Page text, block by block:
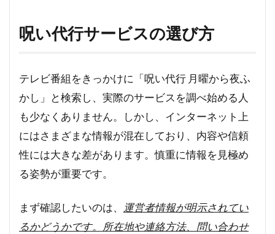
呪い代行サービスの選び方
テレビ番組をきっかけに「呪い代行 月曜から夜ふ
かし」と検索し、実際のサービスを調べ始める人
も少なくありません。しかし、インターネット上
にはさまざまな情報が混在しており、内容や信頼
性には大きな差があります。慎重に情報を見極め
る姿勢が重要です。
まず確認したいのは、 運営者情報が明示されてい
るかどうかです。所在地や連絡方法、問い合わせ